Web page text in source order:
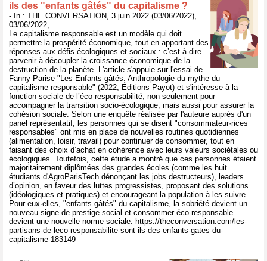
ils des "enfants gâtés" du capitalisme ?
- In : THE CONVERSATION, 3 juin 2022 (03/06/2022),
03/06/2022,
Le capitalisme responsable est un modèle qui doit
permettre la prospérité économique, tout en apportant des
réponses aux défis écologiques et sociaux : c’est-à-dire
parvenir à découpler la croissance économique de la
destruction de la planète. L'article s'appuie sur l'essai de
Fanny Parise "Les Enfants gâtés. Anthropologie du mythe du
capitalisme responsable" (2022, Éditions Payot) et s'intéresse à la
fonction sociale de l’éco-responsabilité, non seulement pour
accompagner la transition socio-écologique, mais aussi pour assurer la
cohésion sociale. Selon une enquête réalisée par l'auteure auprès d'un
panel représentatif, les personnes qui se disent "consommateur·rices
responsables" ont mis en place de nouvelles routines quotidiennes
(alimentation, loisir, travail) pour continuer de consommer, tout en
faisant des choix d’achat en cohérence avec leurs valeurs sociétales ou
écologiques. Toutefois, cette étude a montré que ces personnes étaient
majoritairement diplômées des grandes écoles (comme les huit
étudiants d'AgroParisTech dénonçant les jobs destructeurs), leaders
d’opinion, en faveur des luttes progressistes, proposant des solutions
(idéologiques et pratiques) et encourageant la population à les suivre.
Pour eux·elles, "enfants gâtés" du capitalisme, la sobriété devient un
nouveau signe de prestige social et consommer éco-responsable
devient une nouvelle norme sociale. https://theconversation.com/les-
partisans-de-leco-responsabilite-sont-ils-des-enfants-gates-du-
capitalisme-183149